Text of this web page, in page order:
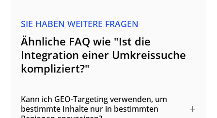
SIE HABEN WEITERE FRAGEN
Ähnliche FAQ wie "Ist die
Integration einer Umkreissuche
kompliziert?"
Kann ich GEO-Targeting verwenden, um
bestimmte Inhalte nur in bestimmten